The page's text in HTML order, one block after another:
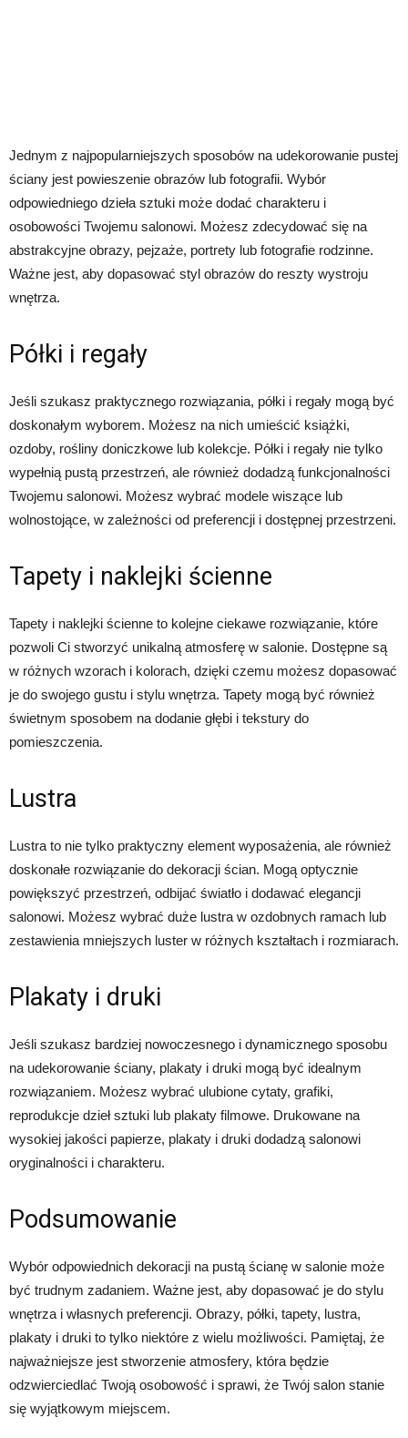
Jednym z najpopularniejszych sposobów na udekorowanie pustej
ściany jest powieszenie obrazów lub fotografii. Wybór
odpowiedniego dzieła sztuki może dodać charakteru i
osobowości Twojemu salonowi. Możesz zdecydować się na
abstrakcyjne obrazy, pejzaże, portrety lub fotografie rodzinne.
Ważne jest, aby dopasować styl obrazów do reszty wystroju
wnętrza.
Półki i regały
Jeśli szukasz praktycznego rozwiązania, półki i regały mogą być
doskonałym wyborem. Możesz na nich umieścić książki,
ozdoby, rośliny doniczkowe lub kolekcje. Półki i regały nie tylko
wypełnią pustą przestrzeń, ale również dodadzą funkcjonalności
Twojemu salonowi. Możesz wybrać modele wiszące lub
wolnostojące, w zależności od preferencji i dostępnej przestrzeni.
Tapety i naklejki ścienne
Tapety i naklejki ścienne to kolejne ciekawe rozwiązanie, które
pozwoli Ci stworzyć unikalną atmosferę w salonie. Dostępne są
w różnych wzorach i kolorach, dzięki czemu możesz dopasować
je do swojego gustu i stylu wnętrza. Tapety mogą być również
świetnym sposobem na dodanie głębi i tekstury do
pomieszczenia.
Lustra
Lustra to nie tylko praktyczny element wyposażenia, ale również
doskonałe rozwiązanie do dekoracji ścian. Mogą optycznie
powiększyć przestrzeń, odbijać światło i dodawać elegancji
salonowi. Możesz wybrać duże lustra w ozdobnych ramach lub
zestawienia mniejszych luster w różnych kształtach i rozmiarach.
Plakaty i druki
Jeśli szukasz bardziej nowoczesnego i dynamicznego sposobu
na udekorowanie ściany, plakaty i druki mogą być idealnym
rozwiązaniem. Możesz wybrać ulubione cytaty, grafiki,
reprodukcje dzieł sztuki lub plakaty filmowe. Drukowane na
wysokiej jakości papierze, plakaty i druki dodadzą salonowi
oryginalności i charakteru.
Podsumowanie
Wybór odpowiednich dekoracji na pustą ścianę w salonie może
być trudnym zadaniem. Ważne jest, aby dopasować je do stylu
wnętrza i własnych preferencji. Obrazy, półki, tapety, lustra,
plakaty i druki to tylko niektóre z wielu możliwości. Pamiętaj, że
najważniejsze jest stworzenie atmosfery, która będzie
odzwierciedlać Twoją osobowość i sprawi, że Twój salon stanie
się wyjątkowym miejscem.